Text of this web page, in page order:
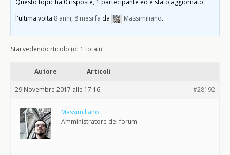
Questo topic ha 0 risposte, 1 partecipante ed è stato aggiornato
l'ultima volta 8 anni, 8 mesi fa da Massimiliano.
Stai vedendo rticolo (di 1 totali)
Autore Articoli
29 Novembre 2017 alle 17:16 #28192
Massimiliano
Amministratore del forum